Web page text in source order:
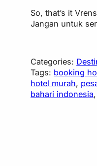
So, that’s it
Jangan untuk
Categories:
Tags: booking
hotel murah,
bahari indonesia